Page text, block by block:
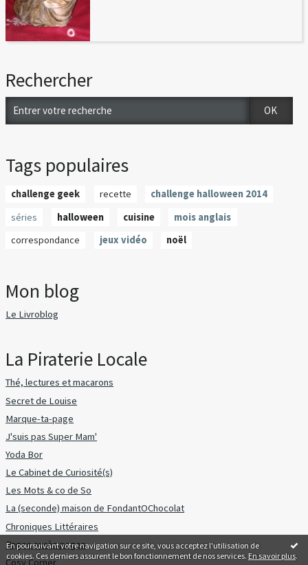
En poursuivant votre navigation sur ce site, vous acceptez l'utilisation de
cookies. Ces derniers assurent le bon fonctionnement de nos services. En savoir plus.
Rechercher
Tags populaires
challenge geek recette
challenge halloween 2014
séries
halloween cuisine
mois anglais
correspondance
jeux vidéo noël
Mon blog
Le Livroblog
La Piraterie Locale
Thé, lectures et macarons
Secret de Louise
Marque-ta-page
J'suis pas Super Mam'
Yoda Bor
Le Cabinet de Curiosité(s)
Les Mots & co de So
La (seconde) maison de FondantOChocolat
Chroniques Littéraires
Pages après pages
Cosy Corner